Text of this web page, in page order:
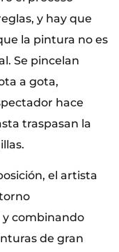
y hay que
la pintura no es
Se pincelan
a gota,
hace
traspasan la
el artista
y combinando
de gran